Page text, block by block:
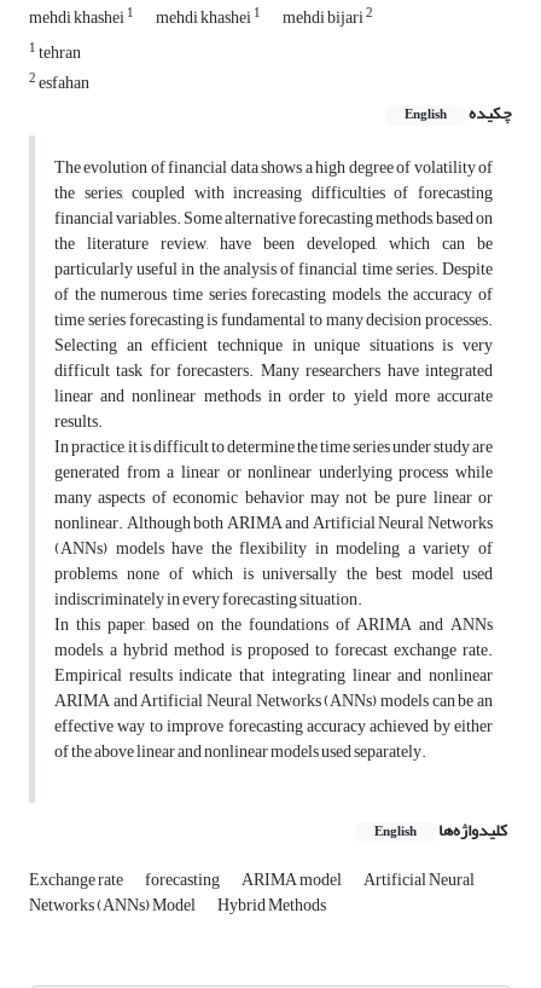
mehdi khashei1 mehdi khashei1 mehdi bijari2
1tehran
2esfahan
چکیده
English
The evolution of financial data shows a high degree of volatility of
the series, coupled with increasing difficulties of forecasting
financial variables. Some alternative forecasting methods, based on
the literature review, have been developed, which can be
particularly useful in the analysis of financial time series. Despite
of the numerous time series forecasting models, the accuracy of
time series forecasting is fundamental to many decision processes.
Selecting an efficient technique in unique situations is very
difficult task for forecasters. Many researchers have integrated
linear and nonlinear methods in order to yield more accurate
results.
In practice, it is difficult to determine the time series under study are
generated from a linear or nonlinear underlying process while
many aspects of economic behavior may not be pure linear or
nonlinear. Although both ARIMA and Artificial Neural Networks
(ANNs) models have the flexibility in modeling a variety of
problems, none of which is universally the best model used
indiscriminately in every forecasting situation.
In this paper, based on the foundations of ARIMA and ANNs
models, a hybrid method is proposed to forecast exchange rate.
Empirical results indicate that integrating linear and nonlinear
ARIMA and Artificial Neural Networks (ANNs) models can be an
effective way to improve forecasting accuracy achieved by either
of the above linear and nonlinear models used separately.
کلیدواژه‌ها English
Exchange rate forecasting ARIMA model Artificial Neural
Networks (ANNs) Model Hybrid Methods